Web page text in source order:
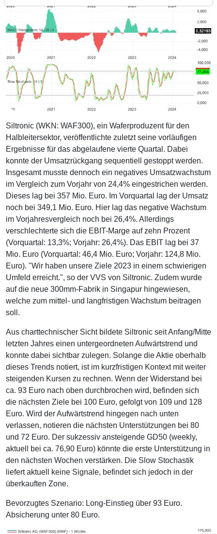
Siltronic (WKN: WAF300), ein Waferproduzent für den
Halbleitersektor, veröffentlichte zuletzt seine vorläufigen
Ergebnisse für das abgelaufene vierte Quartal. Dabei
konnte der Umsatzrückgang sequentiell gestoppt werden.
Insgesamt musste dennoch ein negatives Umsatzwachstum
im Vergleich zum Vorjahr von 24,4% eingestrichen werden.
Dieses lag bei 357 Mio. Euro. Im Vorquartal lag der Umsatz
noch bei 349,1 Mio. Euro. Hier lag das negative Wachstum
im Vorjahresvergleich noch bei 26,4%. Allerdings
verschlechterte sich die EBIT-Marge auf zehn Prozent
(Vorquartal: 13,3%; Vorjahr: 26,4%). Das EBIT lag bei 37
Mio. Euro (Vorquartal: 46,4 Mio. Euro; Vorjahr: 124,8 Mio.
Euro). "Wir haben unsere Ziele 2023 in einem schwierigen
Umfeld erreicht.", so der VVS von Siltronic. Zudem wurde
auf die neue 300mm-Fabrik in Singapur hingewiesen,
welche zum mittel- und langfristigen Wachstum beitragen
soll.
Aus charttechnischer Sicht bildete Siltronic seit Anfang/Mitte
letzten Jahres einen untergeordneten Aufwärtstrend und
konnte dabei sichtbar zulegen. Solange die Aktie oberhalb
dieses Trends notiert, ist im kurzfristigen Kontext mit weiter
steigenden Kursen zu rechnen. Wenn der Widerstand bei
ca. 93 Euro nach oben durchbrochen wird, befinden sich
die nächsten Ziele bei 100 Euro, gefolgt von 109 und 128
Euro. Wird der Aufwärtstrend hingegen nach unten
verlassen, notieren die nächsten Unterstützungen bei 80
und 72 Euro. Der sukzessiv ansteigende GD50 (weekly,
aktuell bei ca. 76,90 Euro) könnte die erste Unterstützung in
den nächsten Wochen verstärken. Die Slow Stochastik
liefert aktuell keine Signale, befindet sich jedoch in der
überkauften Zone.
Bevorzugtes Szenario: Long-Einstieg über 93 Euro.
Absicherung unter 80 Euro.